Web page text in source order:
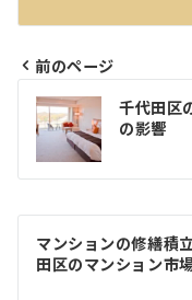
投
稿
ナ
ビ
ゲ
ー
前のページ
千代田区
の影響
マンションの修繕積
田区のマンション市